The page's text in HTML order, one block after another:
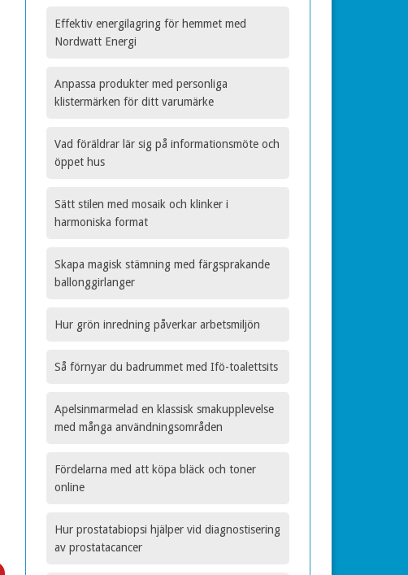
Effektiv energilagring för hemmet med
Nordwatt Energi
Anpassa produkter med personliga
klistermärken för ditt varumärke
Vad föräldrar lär sig på informationsmöte och
öppet hus
Sätt stilen med mosaik och klinker i
harmoniska format
Skapa magisk stämning med färgsprakande
ballonggirlanger
Hur grön inredning påverkar arbetsmiljön
Så förnyar du badrummet med Ifö-toalettsits
Apelsinmarmelad en klassisk smakupplevelse
med många användningsområden
Fördelarna med att köpa bläck och toner
online
Hur prostatabiopsi hjälper vid diagnostisering
av prostatacancer